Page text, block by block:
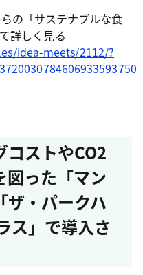
の「サステナブルな食
詳しく見る
idea-meets/2112/?
コストやCO2
図った「マン
ザ・パークハ
ス」で導入さ